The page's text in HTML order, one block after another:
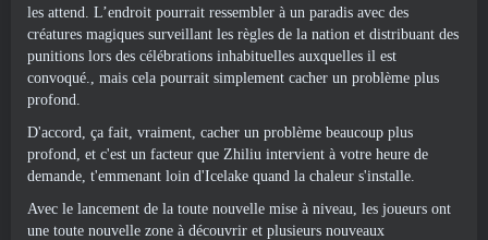
les attend. L’endroit pourrait ressembler à un paradis avec des
créatures magiques surveillant les règles de la nation et distribuant des
punitions lors des célébrations inhabituelles auxquelles il est
convoqué., mais cela pourrait simplement cacher un problème plus
profond.
D'accord, ça fait, vraiment, cacher un problème beaucoup plus
profond, et c'est un facteur que Zhiliu intervient à votre heure de
demande, t'emmenant loin d'Icelake quand la chaleur s'installe.
Avec le lancement de la toute nouvelle mise à niveau, les joueurs ont
une toute nouvelle zone à découvrir et plusieurs nouveaux